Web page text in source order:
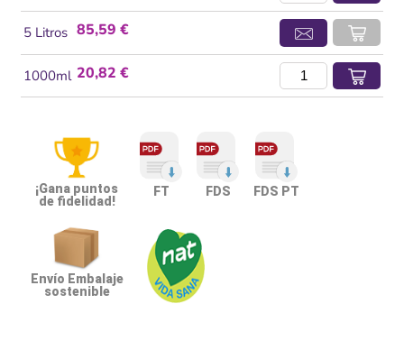
5 Litros 85,59 €
1000ml 20,82 €
¡Gana puntos
de fidelidad!
FT FDS FDS PT
Envío Embalaje
sostenible